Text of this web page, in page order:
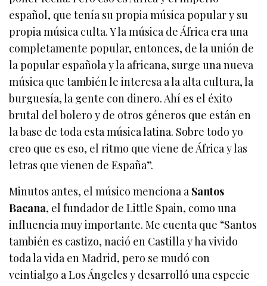
español, que tenía su propia música popular y su
propia música culta. Y la música de África era una
completamente popular, entonces, de la unión de
la popular española y la africana, surge una nueva
música que también le interesa a la alta cultura, la
burguesía, la gente con dinero. Ahí es el éxito
brutal del bolero y de otros géneros que están en
la base de toda esta música latina. Sobre todo yo
creo que es eso, el ritmo que viene de África y las
letras que vienen de España”.
Minutos antes, el músico menciona aSantos
Bacana, el fundador de Little Spain, como una
influencia muy importante. Me cuenta que “Santos
también es castizo, nació en Castilla y ha vivido
toda la vida en Madrid, pero se mudó con
veintialgo a Los Ángeles y desarrolló una especie